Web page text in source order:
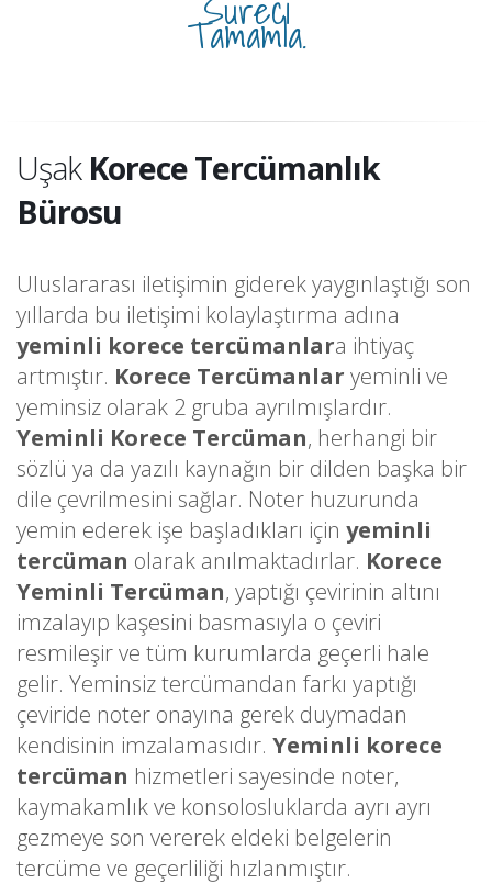
Tamamla.
Uşak Korece Tercümanlık
Bürosu
Uluslararası iletişimin giderek yaygınlaştığı son
yıllarda bu iletişimi kolaylaştırma adına
yeminli korece tercümanlara ihtiyaç
artmıştır. Korece Tercümanlar yeminli ve
yeminsiz olarak 2 gruba ayrılmışlardır.
Yeminli Korece Tercüman, herhangi bir
sözlü ya da yazılı kaynağın bir dilden başka bir
dile çevrilmesini sağlar. Noter huzurunda
yemin ederek işe başladıkları için yeminli
tercüman olarak anılmaktadırlar. Korece
Yeminli Tercüman, yaptığı çevirinin altını
imzalayıp kaşesini basmasıyla o çeviri
resmileşir ve tüm kurumlarda geçerli hale
gelir. Yeminsiz tercümandan farkı yaptığı
çeviride noter onayına gerek duymadan
kendisinin imzalamasıdır. Yeminli korece
tercüman hizmetleri sayesinde noter,
kaymakamlık ve konsolosluklarda ayrı ayrı
gezmeye son vererek eldeki belgelerin
tercüme ve geçerliliği hızlanmıştır.